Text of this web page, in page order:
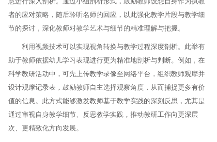
者的应对策略，随后聆听名师的回应，以此强化教学片段与教学细
节的探讨，深化教师对教学艺术与细节的精准理解与把握。
利用视频技术可以实现视角转换与教学过程深度剖析。此举有
助于教师依据幼儿学习表现进行更为精准地剖析与判断。例如，在
科学教研活动中，可先上传教学录像至网络平台，组织教师观摩并
设计观摩记录表，鼓励教师自主选择观察角度，从而捕捉更多有价
值的信息。此方式能够激发教师基于教学实践的深刻反思，尤其是
通过审视自身教学细节、反思教学实践，推动教研工作向更深层
次、更精致化方向发展。